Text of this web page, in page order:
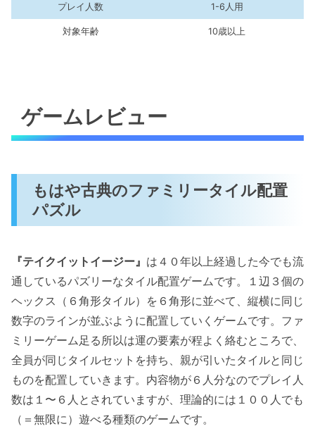
プレイ人数 1-6人用
対象年齢 10歳以上
ゲームレビュー
もはや古典のファミリータイル配置
パズル
『テイクイットイージー』 は４０年以上経過した今でも流
通しているパズリーなタイル配置ゲームです。１辺３個の
ヘックス（６角形タイル）を６角形に並べて、縦横に同じ
数字のラインが並ぶように配置していくゲームです。ファ
ミリーゲーム足る所以は運の要素が程よく絡むところで、
全員が同じタイルセットを持ち、親が引いたタイルと同じ
ものを配置していきます。内容物が６人分なのでプレイ人
数は１〜６人とされていますが、理論的には１００人でも
（＝無限に）遊べる種類のゲームです。